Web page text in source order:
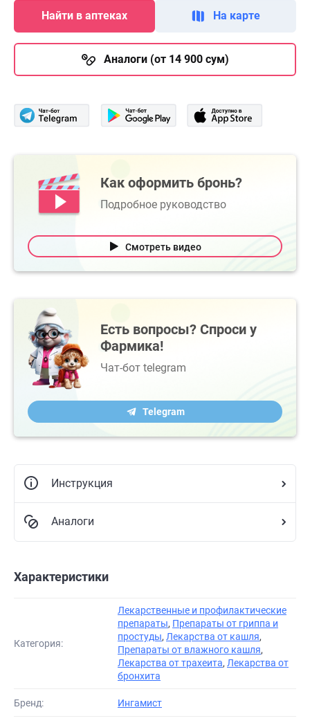
Найти в аптеках На карте
Аналоги (от 14 900 сум)
Как оформить бронь?
Подробное руководство
Смотреть видео
Есть вопросы? Спроси у
Фармика!
Чат-бот telegram
Telegram
Инструкция
Аналоги
Характеристики
Категория:
Лекарственные и профилактические
препараты, Препараты от гриппа и
простуды, Лекарства от кашля,
Препараты от влажного кашля,
Лекарства от трахеита, Лекарства от
бронхита
Бренд: Ингамист